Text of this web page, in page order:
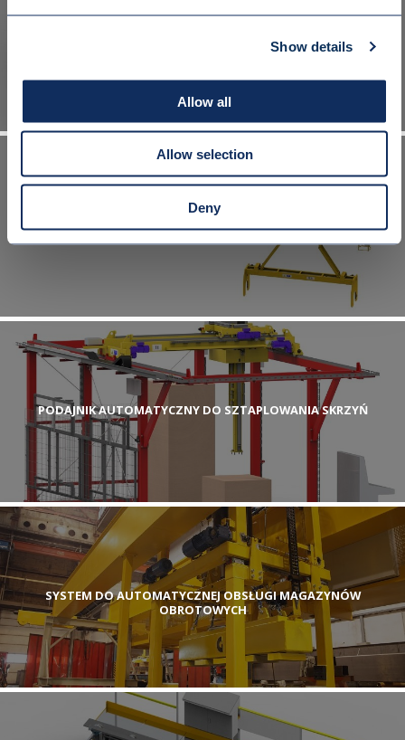
Show details
Allow all
Allow selection
Deny
MANIPULATOR OBROTOWY DO TRANSPORTU ROLEK
SYSTEM AUTOMATYCZNEJ OBSŁUGI TRANSPORTU TAMBORÓW
PODAJNIK AUTOMATYCZNY DO SZTAPLOWANIA SKRZYŃ
SYSTEM DO AUTOMATYCZNEJ OBSŁUGI MAGAZYNÓW
OBROTOWYCH